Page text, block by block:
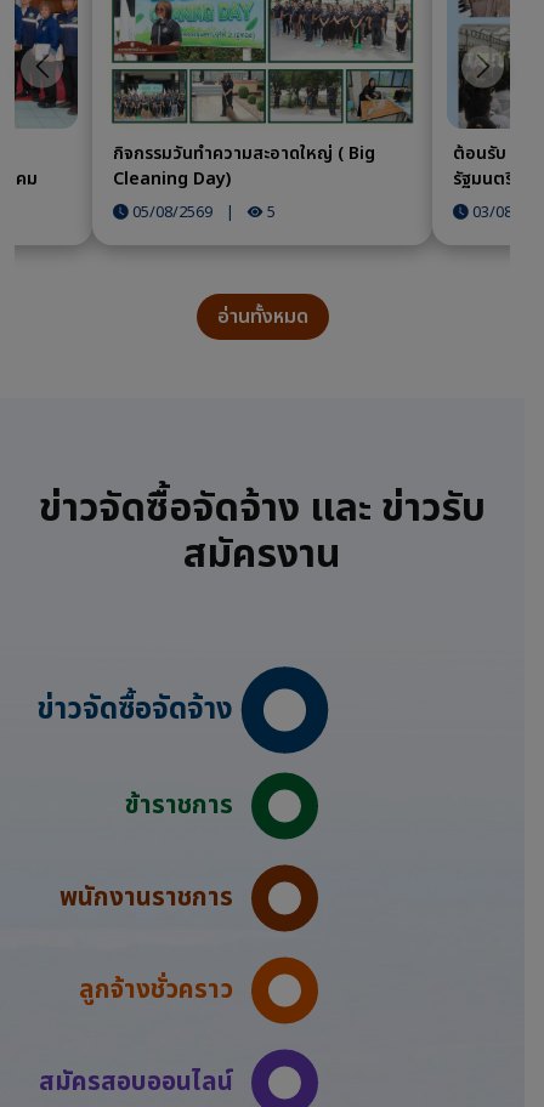
ก่อนหน้า ถัดไป
าคม
กิจกรรมวันทำความสะอาดใหญ่ ( Big
Cleaning Day)
05/08/2569 | 5
ต้อนรับ นา
รัฐมนตรี แล
มหาดไทยใ
03/08/
อ่านทั้งหมด
ข่าวจัดซื้อจัดจ้าง และ ข่าวรับ
สมัครงาน
ข่าวจัดซื้อจัดจ้าง
ข้าราชการ
พนักงานราชการ
ลูกจ้างชั่วคราว
สมัครสอบออนไลน์